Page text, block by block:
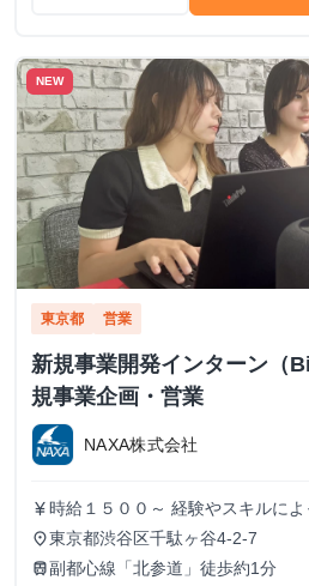
NEW
東京都 営業
新規事業開発インターン（
規事業企画・営業
NAXA株式会社
currency_yen 時給１５００～ 経験やスキルによ
place東京都渋谷区千駄ヶ谷4-2-7
train副都心線「北参道」徒歩約1分